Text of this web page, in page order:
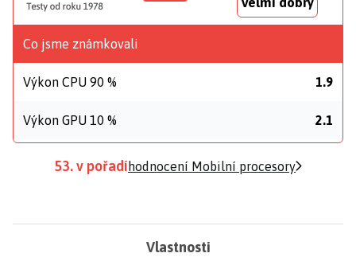
Co jsme známkovali
Výkon CPU 90 % 1.9
Výkon GPU 10 % 2.1
53. v pořadí hodnocení Mobilní procesory
Vlastnosti